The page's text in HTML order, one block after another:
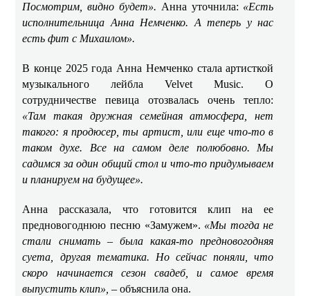
Посмотрим, видно будет». Анна уточнила: «Есть
исполнительница Анна Немченко. А теперь у нас
есть фит с Михаилом».
В конце 2025 года Анна Немченко стала артисткой
музыкального лейбла Velvet Music. О
сотрудничестве певица отозвалась очень тепло:
«Там такая дружная семейная атмосфера, нет
такого: я продюсер, ты артист, или еще что-то в
таком духе. Все на самом деле полюбовно. Мы
садимся за один общий стол и что-то придумываем
и планируем на будущее».
Анна рассказала, что готовится клип на ее
предновогоднюю песню «Замужем». «Мы тогда не
стали снимать – была какая-то предновогодняя
суета, другая тематика. Но сейчас поняли, что
скоро начинается сезон свадеб, и самое время
выпустить клип», –объяснила она.